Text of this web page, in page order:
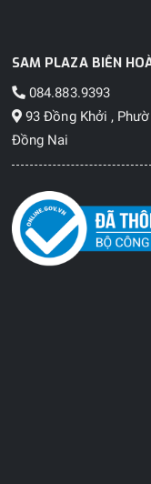
SAM PLAZA BIÊN
084.883.9393
93 Đồng Khởi ,
Đồng Nai